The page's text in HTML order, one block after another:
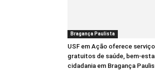
Bragança Paulista
USF em Ação oferece
gratuitos de saúde, bem-
cidadania em Bragança